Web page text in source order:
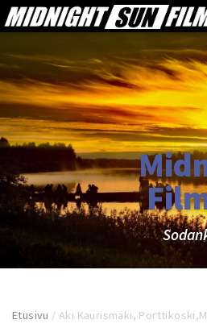
Etusivu /Aki Kaurismäki,